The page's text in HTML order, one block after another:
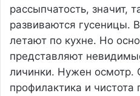
рассыпчатость, значит,
развиваются гусеницы.
летают по кухне. Но
представляют
личинки. Нужен осмотр.
профилактика и